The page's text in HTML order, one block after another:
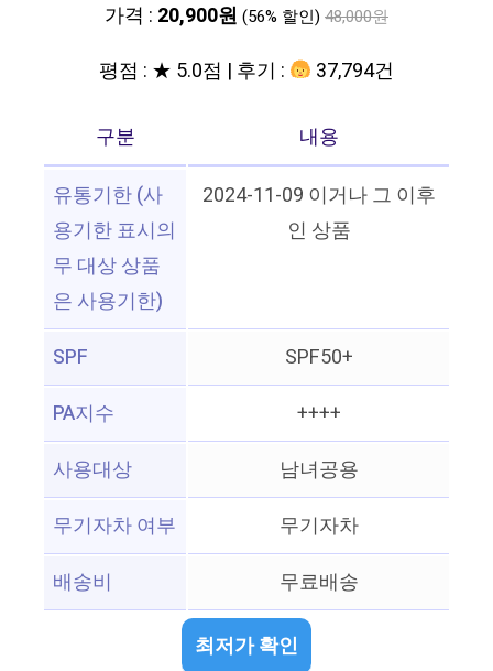
가격 : 20,900원 (56% 할인) 48,000원
평점 : ★ 5.0점 | 후기 : 37,794건
구분
내용
유통기한 (사
용기한 표시의
무 대상 상품
은 사용기한)
2024-11-09 이거나 그 이후
인 상품
SPF
SPF50+
PA지수
++++
사용대상
남녀공용
무기자차 여부
무기자차
배송비
무료배송
최저가 확인